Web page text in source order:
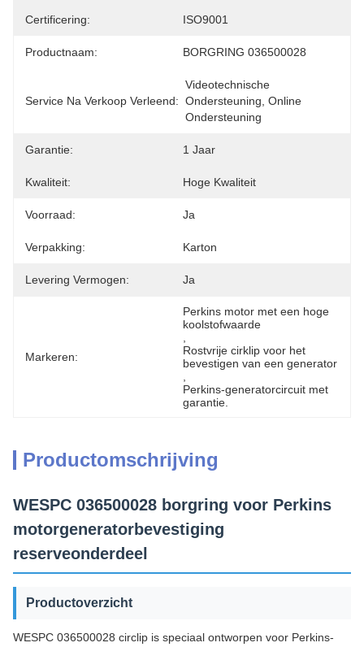
Certificering: ISO9001
Productnaam: BORGRING 036500028
Service Na Verkoop Verleend:
Videotechnische
Ondersteuning, Online
Ondersteuning
Garantie: 1 Jaar
Kwaliteit: Hoge Kwaliteit
Voorraad: Ja
Verpakking: Karton
Levering Vermogen: Ja
Markeren:
Perkins motor met een hoge
koolstofwaarde
Rostvrije cirklip voor het
bevestigen van een generator
Perkins-generatorcircuit met
garantie.
Productomschrijving
WESPC 036500028 borgring voor Perkins
motorgeneratorbevestiging
reserveonderdeel
Productoverzicht
WESPC 036500028 circlip is speciaal ontworpen voor Perkins-